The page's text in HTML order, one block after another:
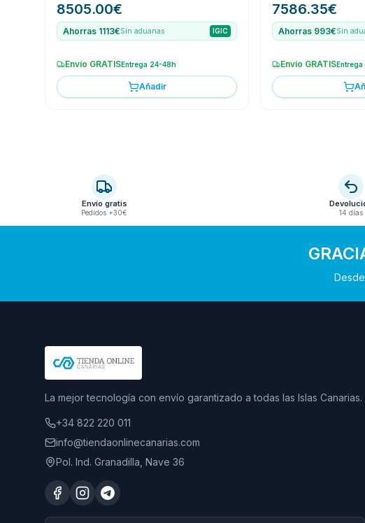
8505.00€
Ahorras 1113€Sin aduanas IGIC
Envío GRATISEntrega 24-48h
Añadir
7586.35€
Ahorras 993€Sin
Envío GRATIS
Envío gratis
Pedidos +30€ 14 días
La mejor tecnología con envío garantizado a todas las Islas Canarias.
+34 822 220 011
info@tiendaonlinecanarias.com
Pol. Ind. Granadilla, Nave 36